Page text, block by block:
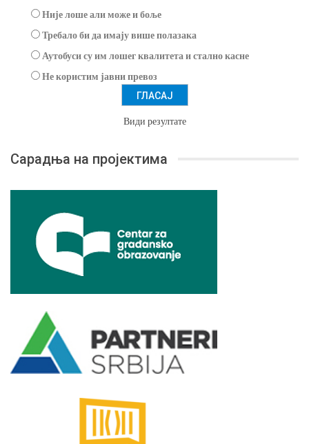
Није лоше али може и боље
Требало би да имају више полазака
Аутобуси су им лошег квалитета и стално касне
Не користим јавни превоз
Види резултате
Сарадња на пројектима